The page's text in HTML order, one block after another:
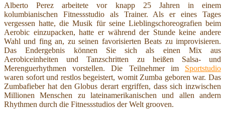
Alberto Perez arbeitete vor knapp 25 Jahren in einem
kolumbianischen Fitnessstudio als Trainer. Als er eines Tages
vergessen hatte, die Musik für seine Lieblingschoreografien beim
Aerobic einzupacken, hatte er während der Stunde keine andere
Wahl und fing an, zu seinen favorisierten Beats zu improvisieren.
Das Endergebnis können Sie sich als einen Mix aus
Aerobiceinheiten und Tanzschritten zu heißen Salsa- und
Merenguerhythmen vorstellen. Die Teilnehmer im Sportstudio
waren sofort und restlos begeistert, womit Zumba geboren war. Das
Zumbafieber hat den Globus derart ergriffen, dass sich inzwischen
Millionen Menschen zu lateinamerikanischen und allen andern
Rhythmen durch die Fitnessstudios der Welt grooven.